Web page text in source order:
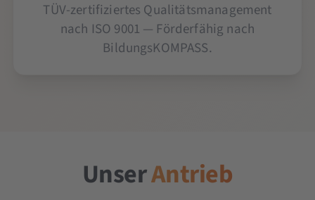
TÜV-zertifiziertes Qualitätsmanagement
nach ISO 9001 — Förderfähig nach
BildungsKOMPASS.
UnserAntrieb